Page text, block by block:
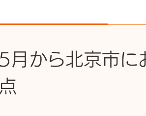
月から北京市に